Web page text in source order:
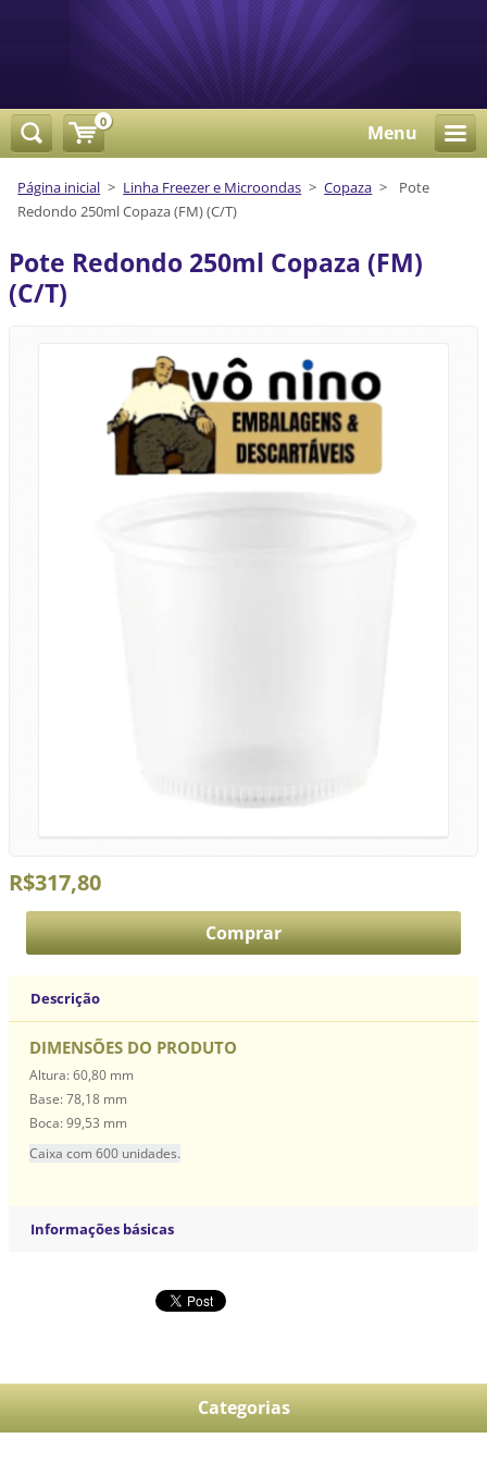
Menu
Página inicial > Linha Freezer e Microondas > Copaza >
Pote
Redondo 250ml Copaza (FM) (C/T)
Pote Redondo 250ml Copaza (FM)
(C/T)
R$317,80
Descrição
DIMENSÕES DO PRODUTO
Altura: 60,80 mm
Base: 78,18 mm
Boca: 99,53 mm
Caixa com 600 unidades.
Informações básicas
Categorias
0